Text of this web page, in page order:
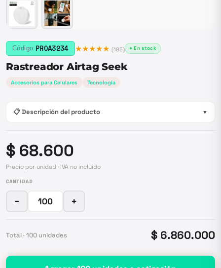
Código: PROA3234 ★★★★★ (185) ● En stock
Rastreador Airtag Seek
Accesorios para Celulares Tecnología
📋 Descripción del producto ▼
$ 68.600
Precio por unidad · IVA no incluido
CANTIDAD
− +
Total · 100 unidades $ 6.860.000